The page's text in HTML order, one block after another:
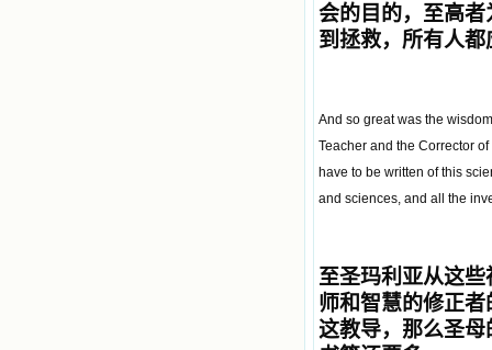
会的目的， 至高者
到拯救，所有人
And so great was the
Teacher and the Corrector
have to be written of this
and sciences, and all the
至圣玛利亚从这
师和智慧的修正者
这教导，那么圣